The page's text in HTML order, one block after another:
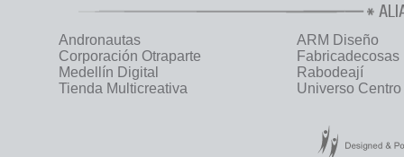
Andronautas
ARM Diseño
Corporación Otraparte
Fabricadecosas
Medellín Digital
Rabodeají
Tienda Multicreativa
Universo Centro